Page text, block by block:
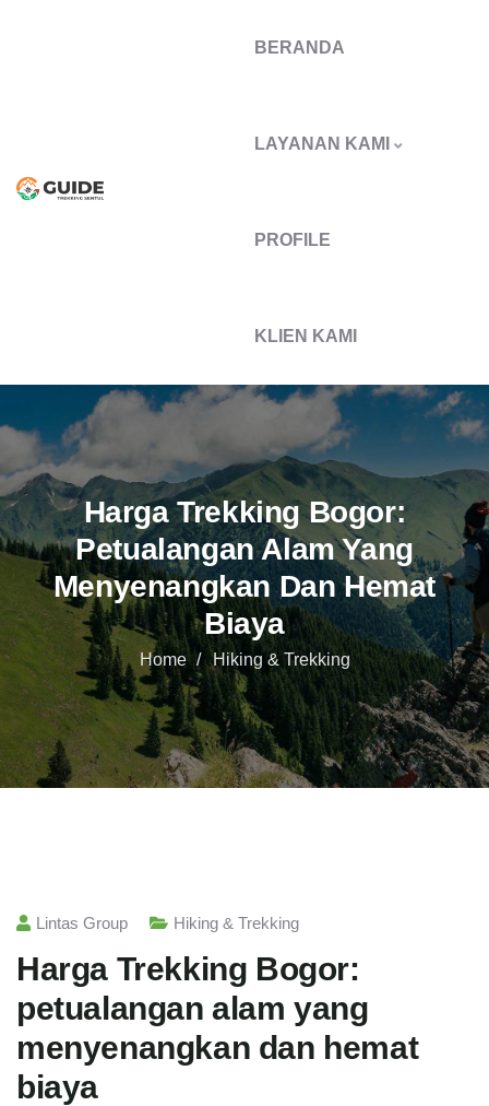
BERANDA
LAYANAN KAMI
PROFILE
KLIEN KAMI
Harga Trekking Bogor:
Petualangan Alam Yang
Menyenangkan Dan Hemat
Biaya
Home Hiking & Trekking
Lintas Group Hiking & Trekking
Harga Trekking Bogor:
petualangan alam yang
menyenangkan dan hemat
biaya